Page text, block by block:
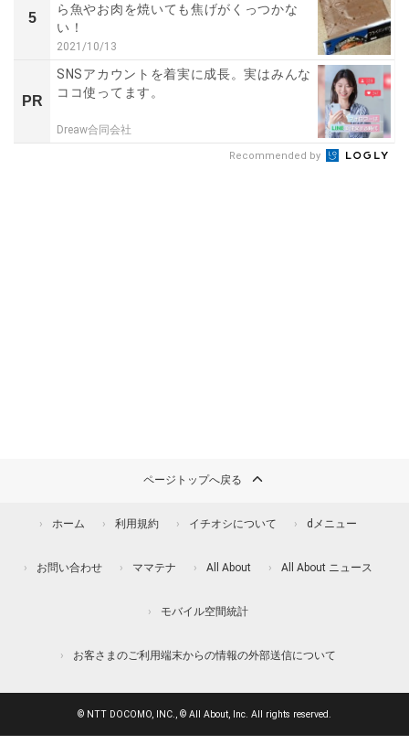
5
ら魚やお肉を焼いても焦げがくっつかな
い！
2021/10/13
PR
SNSアカウントを着実に成長。実はみんな
ココ使ってます。
Dreaw合同会社
Recommended by
ページトップへ戻る
ホーム 利用規約 イチオシについて dメニュー
お問い合わせ ママテナ All About All About ニュース
モバイル空間統計
お客さまのご利用端末からの情報の外部送信について
© NTT DOCOMO, INC., © All About, Inc. All rights reserved.